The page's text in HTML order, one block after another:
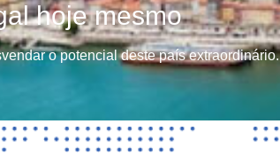
hoje mesmo
o potencial deste país extraordinário.